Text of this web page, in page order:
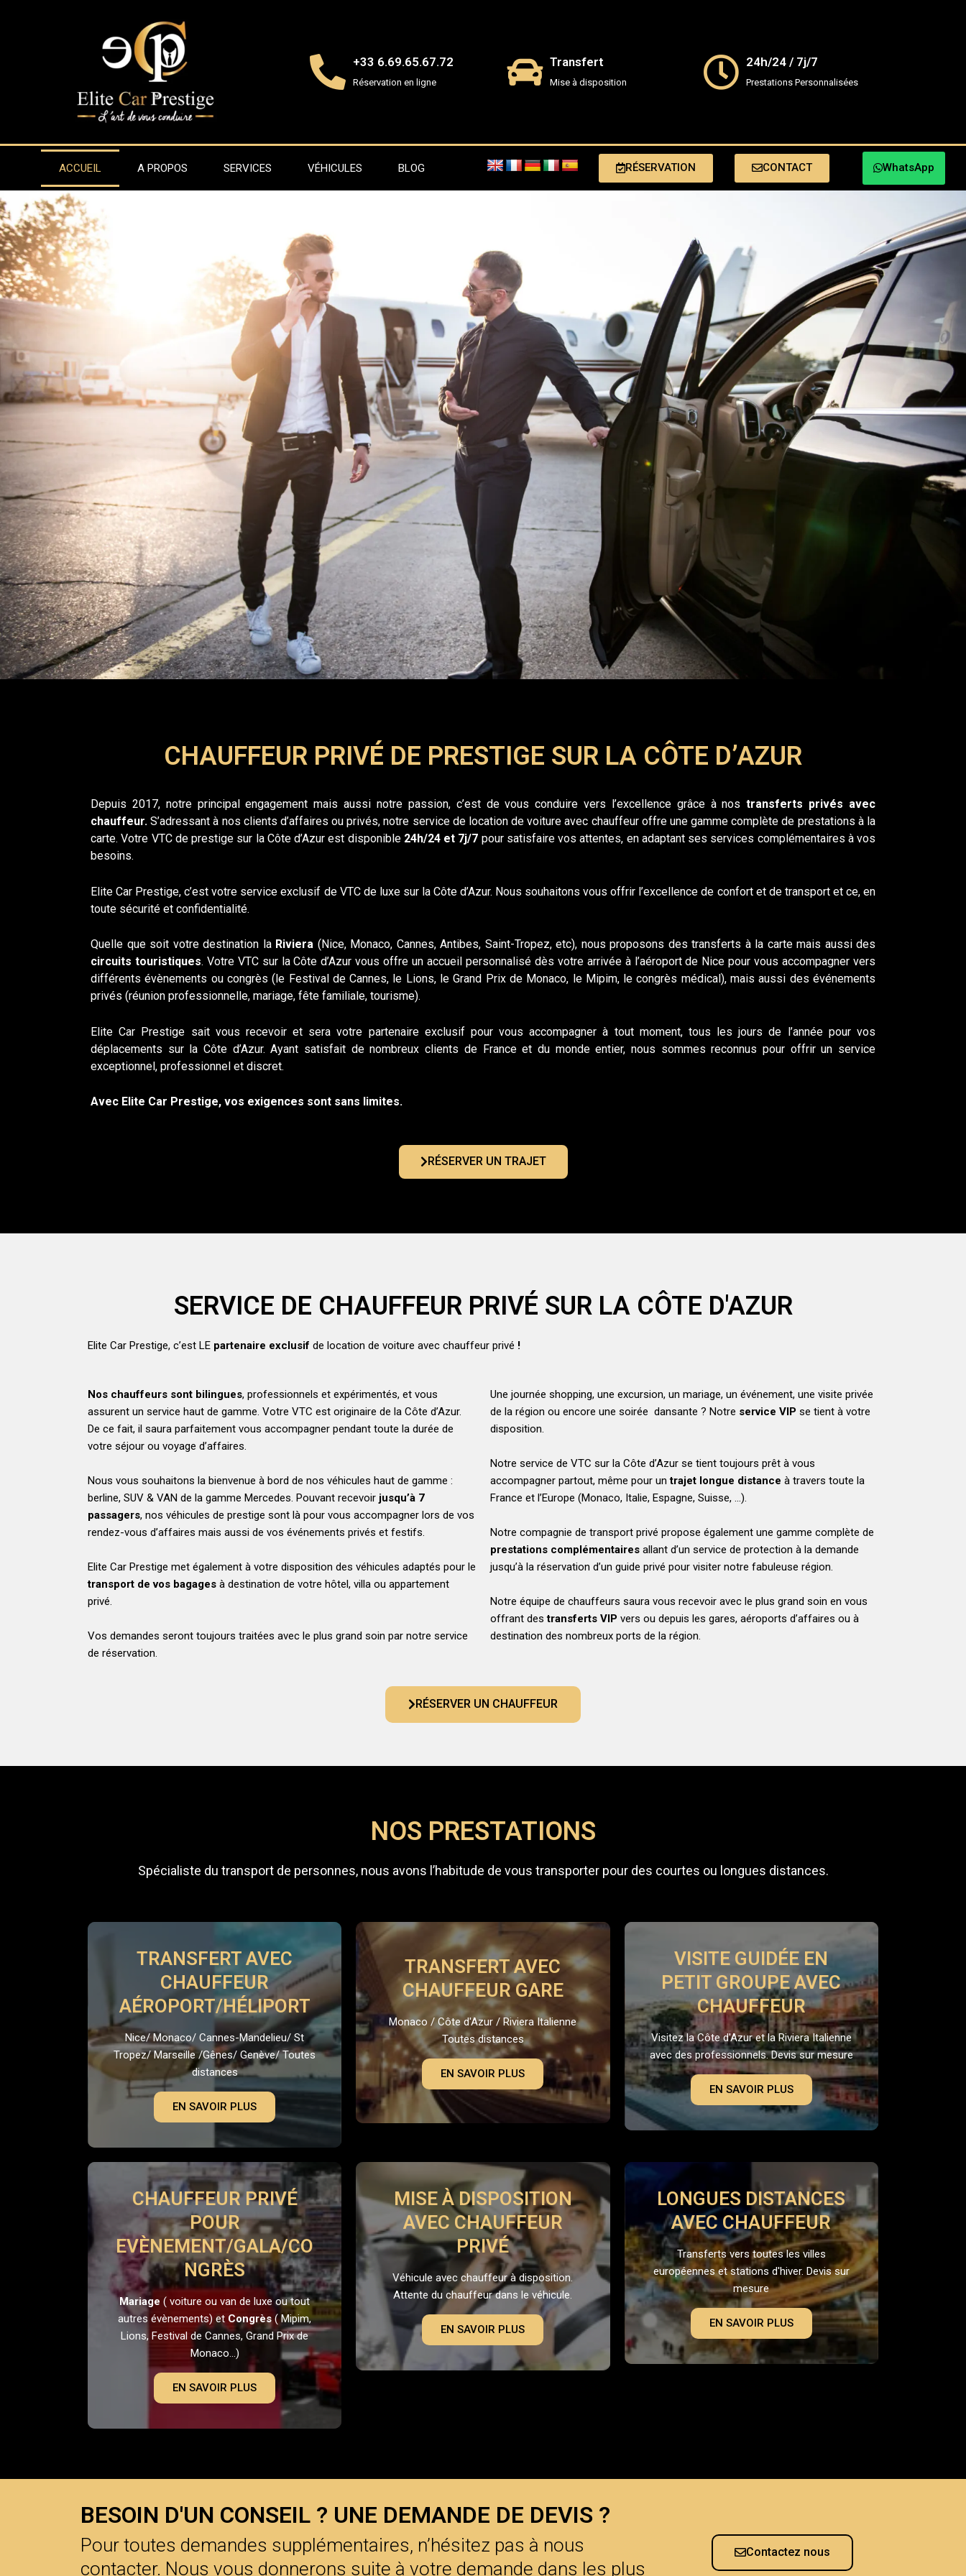
+33 6.69.65.67.72
Réservation en ligne
Transfert
Mise à disposition
24h/24 / 7j/7
Prestations Personnalisées
ACCUEIL A PROPOS SERVICES VÉHICULES BLOG RÉSERVATION CONTACT WhatsApp
CHAUFFEUR PRIVÉ DE PRESTIGE SUR LA CÔTE D’AZUR
Depuis 2017, notre principal engagement mais aussi notre passion, c’est de vous conduire vers l’excellence grâce à nostransferts privés avec
chauffeur.S’adressant à nos clients d’affaires ou privés, notre service de location de voiture avec chauffeur offre une gamme complète de prestations à la
carte. Votre VTC de prestige sur la Côte d’Azur est disponible 24h/24 et 7j/7 pour satisfaire vos attentes, en adaptant ses services complémentaires à vos
besoins.
Elite Car Prestige, c’est votre service exclusif de VTC de luxe sur la Côte d’Azur. Nous souhaitons vous offrir l’excellence de confort et de transport et ce, en
toute sécurité et confidentialité.
Quelle que soit votre destination la Riviera (Nice, Monaco, Cannes, Antibes, Saint-Tropez, etc), nous proposons des transferts à la carte mais aussi des
circuits touristiques. Votre VTC sur la Côte d’Azur vous offre un accueil personnalisé dès votre arrivée à l’aéroport de Nice pour vous accompagner vers
différents évènements ou congrès (le Festival de Cannes, le Lions, le Grand Prix de Monaco, le Mipim, le congrès médical), mais aussi des événements
privés (réunion professionnelle, mariage, fête familiale, tourisme).
Elite Car Prestige sait vous recevoir et sera votre partenaire exclusif pour vous accompagner à tout moment, tous les jours de l’année pour vos
déplacements sur la Côte d’Azur. Ayant satisfait de nombreux clients de France et du monde entier, nous sommes reconnus pour offrir un service
exceptionnel, professionnel et discret.
Avec Elite Car Prestige, vos exigences sont sans limites.
RÉSERVER UN TRAJET
SERVICE DE CHAUFFEUR PRIVÉ SUR LA CÔTE D'AZUR
Elite Car Prestige, c’est LE partenaire exclusif de location de voiture avec chauffeur privé !
Nos chauffeurs sont bilingues, professionnels et expérimentés, et vous
assurent un service haut de gamme. Votre VTC est originaire de la Côte d’Azur.
De ce fait, il saura parfaitement vous accompagner pendant toute la durée de
votre séjour ou voyage d’affaires.
Nous vous souhaitons la bienvenue à bord de nos véhicules haut de gamme :
berline, SUV & VAN de la gamme Mercedes. Pouvant recevoir jusqu’à 7
passagers, nos véhicules de prestige sont là pour vous accompagner lors de vos
rendez-vous d’affaires mais aussi de vos événements privés et festifs.
Elite Car Prestige met également à votre disposition des véhicules adaptés pour le
transport de vos bagages à destination de votre hôtel, villa ou appartement
privé.
Vos demandes seront toujours traitées avec le plus grand soin par notre service
de réservation.
Une journée shopping, une excursion, un mariage, un événement, une visite privée
de la région ou encore une soirée dansante ? Notre service VIP se tient à votre
disposition.
Notre service de VTC sur la Côte d’Azur se tient toujours prêt à vous
accompagner partout, même pour untrajet longue distance à travers toute la
France et l’Europe (Monaco, Italie, Espagne, Suisse, …).
Notre compagnie de transport privé propose également une gamme complète de
prestations complémentaires allant d’un service de protection à la demande
jusqu’à la réservation d’un guide privé pour visiter notre fabuleuse région.
Notre équipe de chauffeurs saura vous recevoir avec le plus grand soin en vous
offrant destransferts VIP vers ou depuis les gares, aéroports d’affaires ou à
destination des nombreux ports de la région.
RÉSERVER UN CHAUFFEUR
NOS PRESTATIONS
Spécialiste du transport de personnes, nous avons l’habitude de vous transporter pour des courtes ou longues distances.
TRANSFERT AVEC
CHAUFFEUR
AÉROPORT/HÉLIPORT
Nice/ Monaco/ Cannes-Mandelieu/ St
Tropez/ Marseille /Gênes/ Genève/ Toutes
distances
EN SAVOIR PLUS
TRANSFERT AVEC
CHAUFFEUR GARE
Monaco / Côte d'Azur / Riviera Italienne
Toutes distances
EN SAVOIR PLUS
VISITE GUIDÉE EN
PETIT GROUPE AVEC
CHAUFFEUR
Visitez la Côte d'Azur et la Riviera Italienne
avec des professionnels. Devis sur mesure
EN SAVOIR PLUS
CHAUFFEUR PRIVÉ
POUR
EVÈNEMENT/GALA/CO
NGRÈS
Mariage( voiture ou van de luxe ou tout
autres évènements) et Congrès( Mipim,
Lions, Festival de Cannes, Grand Prix de
Monaco...)
EN SAVOIR PLUS
MISE À DISPOSITION
AVEC CHAUFFEUR
PRIVÉ
Véhicule avec chauffeur à disposition.
Attente du chauffeur dans le véhicule.
EN SAVOIR PLUS
LONGUES DISTANCES
AVEC CHAUFFEUR
Transferts vers toutes les villes
européennes et stations d'hiver. Devis sur
mesure
EN SAVOIR PLUS
BESOIN D'UN CONSEIL ? UNE DEMANDE DE DEVIS ?
Pour toutes demandes supplémentaires, n’hésitez pas à nous
contacter. Nous vous donnerons suite à votre demande dans les plus
Contactez nous